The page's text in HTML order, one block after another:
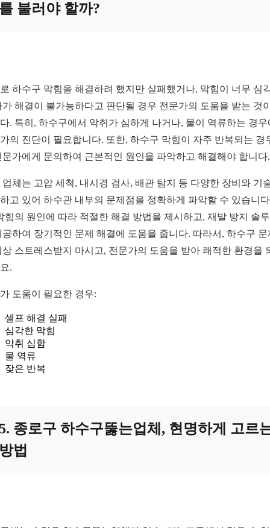
불러야 할까?
하수구 막힘을 해결하려 했지만 실패했거나, 막힘이 너무 심
가 해결이 불가능하다고 판단될 경우 전문가의 도움을 받는 것
. 특히, 하수구에서 악취가 심하게 나거나, 물이 역류하는 경우
의 진단이 필요합니다. 또한, 하수구 막힘이 자주 반복되는 경
문가에게 문의하여 근본적인 원인을 파악하고 해결해야 합니다.
업체는 고압 세척, 내시경 검사, 배관 탐지 등 다양한 장비와 기
고 있어 하수관 내부의 문제점을 정확하게 파악할 수 있습니
힘의 원인에 따라 적절한 해결 방법을 제시하고, 재발 방지 솔
공하여 장기적인 문제 해결에 도움을 줍니다. 따라서, 하수구 문
상 스트레스받지 마시고, 전문가의 도움을 받아 쾌적한 환경을
.
도움이 필요한 경우:
셀프 해결 실패
심각한 막힘
악취 심함
물 역류
잦은 반복
종로구 하수구뚫는업체, 현명하게 고르
법